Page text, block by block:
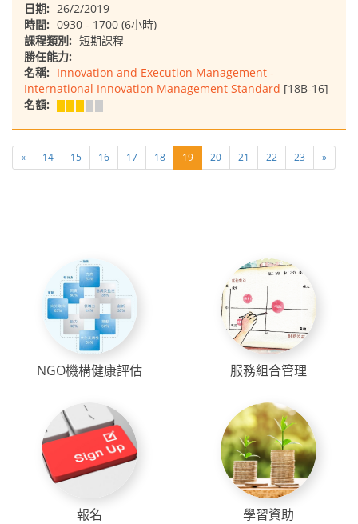
日期: 26/2/2019
時間: 0930 - 1700 (6小時)
課程類別: 短期課程
勝任能力:
名稱: Innovation and Execution Management -
International Innovation Management Standard [18B-16]
名額:
« 14 15 16 17 18 19 20 21 22 23 »
NGO機構健康評估 服務組合管理
報名 學習資助